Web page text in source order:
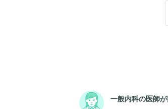
一般内科の医師